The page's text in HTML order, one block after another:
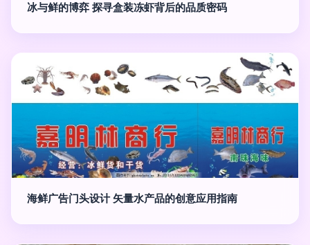
冰与鲜的博弈 探寻盒装冻虾背后的品质密码
海鲜广告门头设计 矢量水产品的创意应用指南